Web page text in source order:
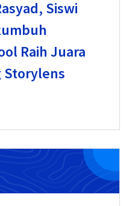
Siswi
Raih Juara
Storylens